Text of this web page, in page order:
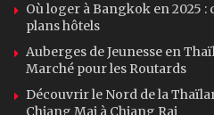
Où loger à Bangkok en 2025
plans hôtels
Auberges de Jeunesse en
Marché pour les Routards
Découvrir le Nord de la
Chiang Mai à Chiang Rai